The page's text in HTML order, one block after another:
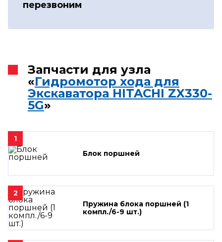
перезвоним
Запчасти для узла
«Гидромотор хода для
Экскаватора HITACHI ZX330-
5G»
1
Блок поршней
2
Пружина блока поршней (1
компл./6-9 шт.)